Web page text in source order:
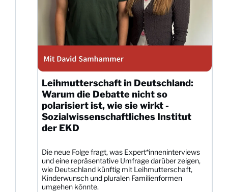
Leihmutterschaft in Deutschland:
Warum die Debatte nicht so
polarisiert ist, wie sie wirkt -
Sozialwissenschaftliches Institut
der EKD
Die neue Folge fragt, was Expert*inneninterviews
und eine repräsentative Umfrage darüber zeigen,
wie Deutschland künftig mit Leihmutterschaft,
Kinderwunsch und pluralen Familienformen
umgehen könnte.